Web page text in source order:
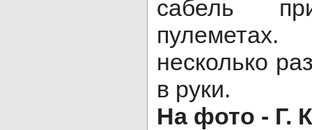
сабель
несколько
в руки.
На фото - Г.